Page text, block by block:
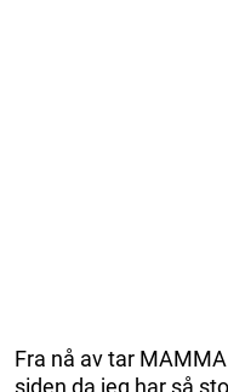
Fra nå av tar
siden da jeg har så